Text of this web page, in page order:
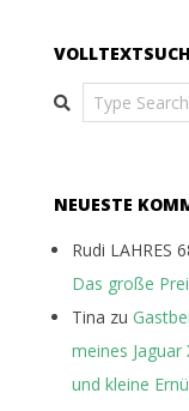
Search
NEUESTE
Rudi LAHRES
Das große
Tina zu
meines Jaguar
und kleine